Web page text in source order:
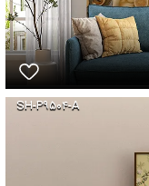
SH-P۹۵۰۴-A